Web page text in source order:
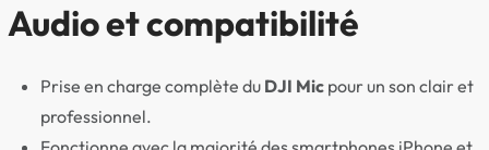
Audio et compatibilité
Prise en charge complète du DJI Mic pour un son clair et
professionnel.